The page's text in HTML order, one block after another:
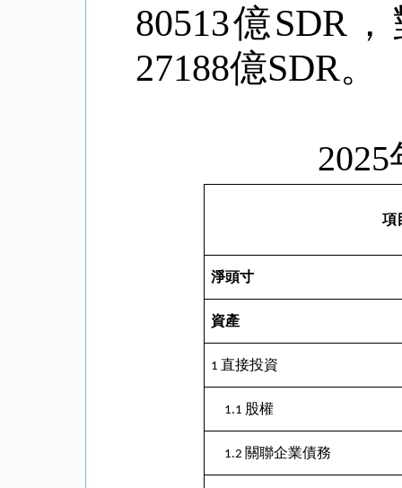
80513億SDR
27188億SDR。
項
淨頭寸
資產
1 直接投資
1.1 股權
1.2 關聯企業債務